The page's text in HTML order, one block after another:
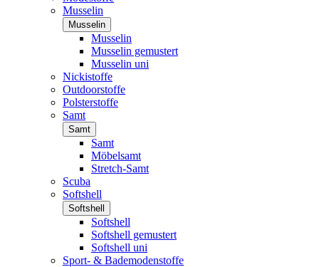
Musselin
Musselin
Musselin
Musselin gemustert
Musselin uni
Nickistoffe
Outdoorstoffe
Polsterstoffe
Samt
Samt
Samt
Möbelsamt
Stretch-Samt
Scuba
Softshell
Softshell
Softshell
Softshell gemustert
Softshell uni
Sport- & Bademodenstoffe